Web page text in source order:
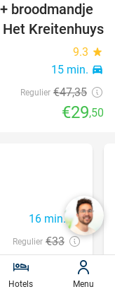
38%
broodmandje
Kreitenhuys
9.3 star
15 min. directions_car
Regulier €47,35
€29,50
16 min.directions_car
Regulier €33
€19 ,90
Hotels Menu